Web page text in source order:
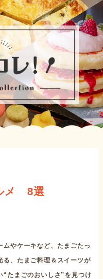
メ 8選
やケーキなど、たまごたっ
る、たまご料理＆スイーツが
“たまごのおいしさ”を見つけ